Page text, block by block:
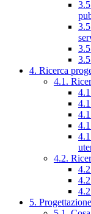
4. Ricerca
4.1.
4.2.
5.